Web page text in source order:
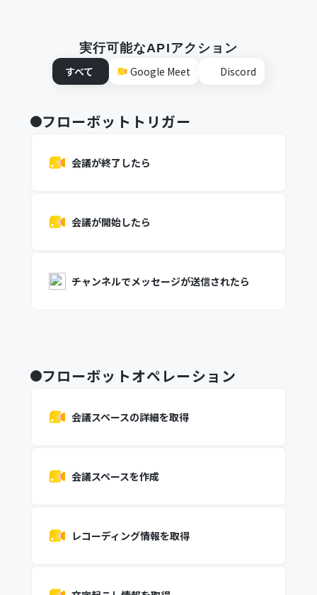
実行可能なAPIアクション
すべて
Google Meet Discord
フローボットトリガー
会議が終了したら
会議が開始したら
チャンネルでメッセージが送信されたら
フローボットオペレーション
会議スペースの詳細を取得
会議スペースを作成
レコーディング情報を取得